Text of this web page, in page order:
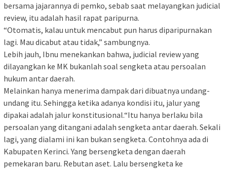
bersama jajarannya di pemko, sebab saat melayangkan judicial
review, itu adalah hasil rapat paripurna.
“Otomatis, kalau untuk mencabut pun harus diparipurnakan
lagi. Mau dicabut atau tidak,” sambungnya.
Lebih jauh, Ibnu menekankan bahwa, judicial review yang
dilayangkan ke MK bukanlah soal sengketa atau persoalan
hukum antar daerah.
Melainkan hanya menerima dampak dari dibuatnya undang-
undang itu. Sehingga ketika adanya kondisi itu, jalur yang
dipakai adalah jalur konstitusional.“Itu hanya berlaku bila
persoalan yang ditangani adalah sengketa antar daerah. Sekali
lagi, yang dialami ini kan bukan sengketa. Contohnya ada di
Kabupaten Kerinci. Yang bersengketa dengan daerah
pemekaran baru. Rebutan aset. Lalu bersengketa ke